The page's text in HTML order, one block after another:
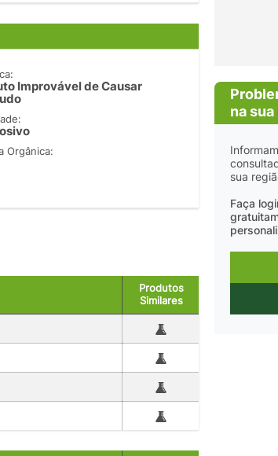
Improvável de Causar
Orgânica:
Produtos
Similares
na
sua
Faça